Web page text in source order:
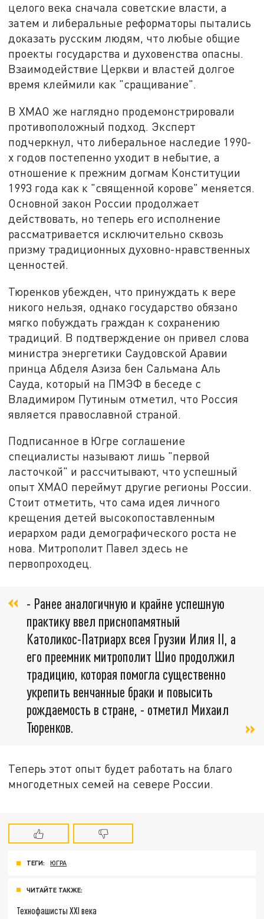
целого века сначала советские власти, а
затем и либеральные реформаторы пытались
доказать русским людям, что любые общие
проекты государства и духовенства опасны.
Взаимодействие Церкви и властей долгое
время клеймили как "сращивание".
В ХМАО же наглядно продемонстрировали
противоположный подход. Эксперт
подчеркнул, что либеральное наследие 1990-
х годов постепенно уходит в небытие, а
отношение к прежним догмам Конституции
1993 года как к "священной корове" меняется.
Основной закон России продолжает
действовать, но теперь его исполнение
рассматривается исключительно сквозь
призму традиционных духовно-нравственных
ценностей.
Тюренков убежден, что принуждать к вере
никого нельзя, однако государство обязано
мягко побуждать граждан к сохранению
традиций. В подтверждение он привел слова
министра энергетики Саудовской Аравии
принца Абделя Азиза бен Сальмана Аль
Сауда, который на ПМЭФ в беседе с
Владимиром Путиным отметил, что Россия
является православной страной.
Подписанное в Югре соглашение
специалисты называют лишь "первой
ласточкой" и рассчитывают, что успешный
опыт ХМАО переймут другие регионы России.
Стоит отметить, что сама идея личного
крещения детей высокопоставленным
иерархом ради демографического роста не
нова. Митрополит Павел здесь не
первопроходец.
- Ранее аналогичную и крайне успешную
практику ввел приснопамятный
Католикос-Патриарх всея Грузии Илия II, а
его преемник митрополит Шио продолжил
традицию, которая помогла существенно
укрепить венчанные браки и повысить
рождаемость в стране, - отметил Михаил
Тюренков.
Теперь этот опыт будет работать на благо
многодетных семей на севере России.
ТЕГИ: ЮГРА
ЧИТАЙТЕ ТАКЖЕ:
Технофашисты XXI века